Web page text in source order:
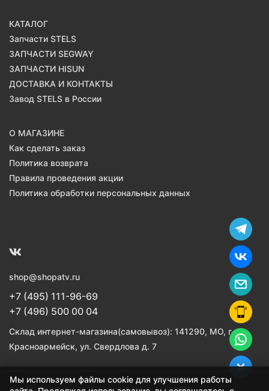
КАТАЛОГ
Запчасти STELS
ЗАПЧАСТИ SEGWAY
ЗАПЧАСТИ HISUN
ДОСТАВКА И КОНТАКТЫ
Завод STELS в России
О МАГАЗИНЕ
Как сделать заказ
Политика возврата
Правила проведения акции
Политика обработки персональных данных
shop@shopatv.ru
+7 (495) 111-96-69
+7 (496) 500 00 04
Склад интернет-магазина(самовывоз): 141290, МО, г.
Красноармейск, ул. Свердлова д. 7
Мы обрабатываем персональные данные согласно
Мы используем файлы cookie для улучшения работы